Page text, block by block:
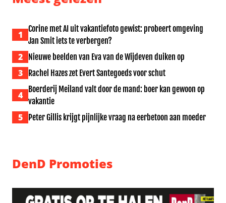
1
Corine met AI uit vakantiefoto gewist: probeert omgeving
Jan Smit iets te verbergen?
2 Nieuwe beelden van Eva van de Wijdeven duiken op
3 Rachel Hazes zet Evert Santegoeds voor schut
4
Boerderij Meiland valt door de mand: boer kan gewoon op
vakantie
5 Peter Gillis krijgt pijnlijke vraag na eerbetoon aan moeder
DenD Promoties